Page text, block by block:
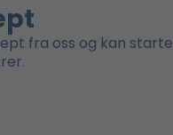
fra oss og kan starte